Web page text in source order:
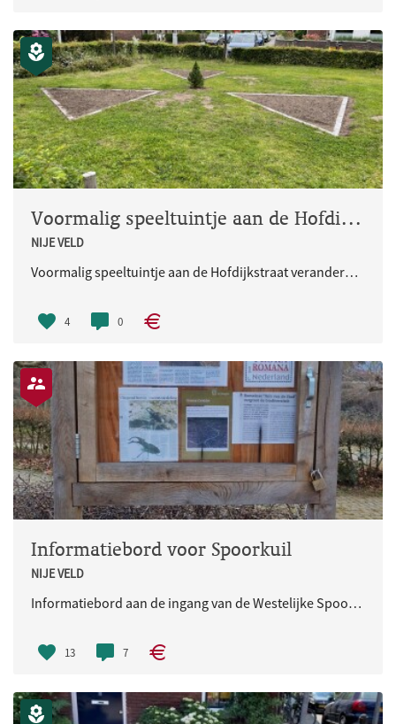
Voormalig speeltuintje aan de Hofdijkstraat veranderd in een gezellig parkje
NIJE VELD
Voormalig speeltuintje aan de Hofdijkstraat veranderd in een gezellig parkje
4 0
Informatiebord voor Spoorkuil
NIJE VELD
Informatiebord aan de ingang van de Westelijke Spoorkuil.
13 7